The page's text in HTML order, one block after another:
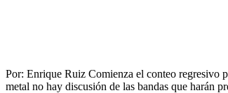
Por: Enrique Ruiz Comienza el conteo regresivo
metal no hay discusión de las bandas que harán